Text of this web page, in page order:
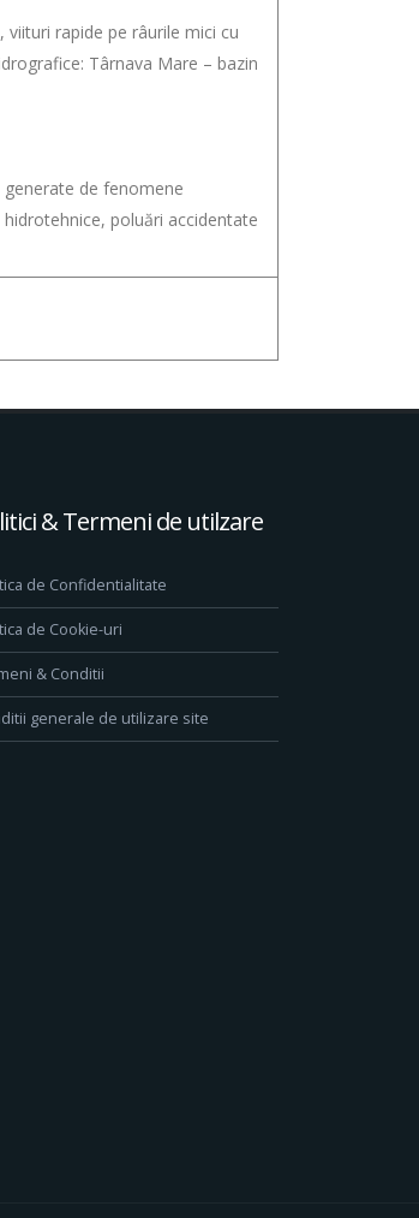
rapide pe râurile mici cu
Târnava Mare – bazin
de fenomene
poluări accidentate
& Termeni de utilzare
de Confidentialitate
de Cookie-uri
& Conditii
generale de utilizare site